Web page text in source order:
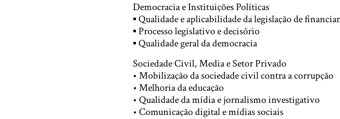
Democracia e Instituições Políticas
▪ Qualidade e aplicabilidade da legislação de
▪ Processo legislativo e decisório
▪ Qualidade geral da democracia
Sociedade Civil, Media e Setor Privado
• Mobilização da sociedade civil contra a corrupção
• Melhoria da educação
• Qualidade da mídia e jornalismo investigativo
• Comunicação digital e mídias sociais